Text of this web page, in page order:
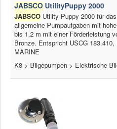
JABSCO UtilityPuppy 2000
JABSCO Utility Puppy 2000 für
allgemeine Pumpaufgaben mit
bis 1,2 m mit einer Förderleistung
Bronze. Entspricht USCG
MARINE
K8 > Bilgepumpen > Elektrische